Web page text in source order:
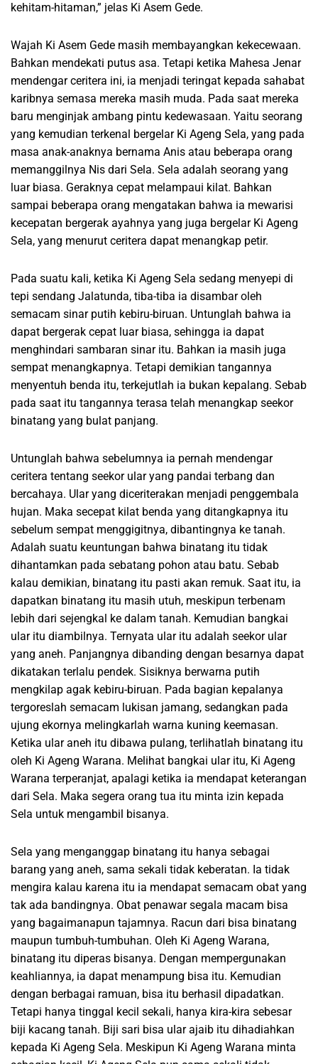
kehitam-hitaman,” jelas Ki Asem Gede.
Wajah Ki Asem Gede masih membayangkan kekecewaan.
Bahkan mendekati putus asa. Tetapi ketika Mahesa Jenar
mendengar ceritera ini, ia menjadi teringat kepada sahabat
karibnya semasa mereka masih muda. Pada saat mereka
baru menginjak ambang pintu kedewasaan. Yaitu seorang
yang kemudian terkenal bergelar Ki Ageng Sela, yang pada
masa anak-anaknya bernama Anis atau beberapa orang
memanggilnya Nis dari Sela. Sela adalah seorang yang
luar biasa. Geraknya cepat melampaui kilat. Bahkan
sampai beberapa orang mengatakan bahwa ia mewarisi
kecepatan bergerak ayahnya yang juga bergelar Ki Ageng
Sela, yang menurut ceritera dapat menangkap petir.
Pada suatu kali, ketika Ki Ageng Sela sedang menyepi di
tepi sendang Jalatunda, tiba-tiba ia disambar oleh
semacam sinar putih kebiru-biruan. Untunglah bahwa ia
dapat bergerak cepat luar biasa, sehingga ia dapat
menghindari sambaran sinar itu. Bahkan ia masih juga
sempat menangkapnya. Tetapi demikian tangannya
menyentuh benda itu, terkejutlah ia bukan kepalang. Sebab
pada saat itu tangannya terasa telah menangkap seekor
binatang yang bulat panjang.
Untunglah bahwa sebelumnya ia pernah mendengar
ceritera tentang seekor ular yang pandai terbang dan
bercahaya. Ular yang diceriterakan menjadi penggembala
hujan. Maka secepat kilat benda yang ditangkapnya itu
sebelum sempat menggigitnya, dibantingnya ke tanah.
Adalah suatu keuntungan bahwa binatang itu tidak
dihantamkan pada sebatang pohon atau batu. Sebab
kalau demikian, binatang itu pasti akan remuk. Saat itu, ia
dapatkan binatang itu masih utuh, meskipun terbenam
lebih dari sejengkal ke dalam tanah. Kemudian bangkai
ular itu diambilnya. Ternyata ular itu adalah seekor ular
yang aneh. Panjangnya dibanding dengan besarnya dapat
dikatakan terlalu pendek. Sisiknya berwarna putih
mengkilap agak kebiru-biruan. Pada bagian kepalanya
tergoreslah semacam lukisan jamang, sedangkan pada
ujung ekornya melingkarlah warna kuning keemasan.
Ketika ular aneh itu dibawa pulang, terlihatlah binatang itu
oleh Ki Ageng Warana. Melihat bangkai ular itu, Ki Ageng
Warana terperanjat, apalagi ketika ia mendapat keterangan
dari Sela. Maka segera orang tua itu minta izin kepada
Sela untuk mengambil bisanya.
Sela yang menganggap binatang itu hanya sebagai
barang yang aneh, sama sekali tidak keberatan. Ia tidak
mengira kalau karena itu ia mendapat semacam obat yang
tak ada bandingnya. Obat penawar segala macam bisa
yang bagaimanapun tajamnya. Racun dari bisa binatang
maupun tumbuh-tumbuhan. Oleh Ki Ageng Warana,
binatang itu diperas bisanya. Dengan mempergunakan
keahliannya, ia dapat menampung bisa itu. Kemudian
dengan berbagai ramuan, bisa itu berhasil dipadatkan.
Tetapi hanya tinggal kecil sekali, hanya kira-kira sebesar
biji kacang tanah. Biji sari bisa ular ajaib itu dihadiahkan
kepada Ki Ageng Sela. Meskipun Ki Ageng Warana minta